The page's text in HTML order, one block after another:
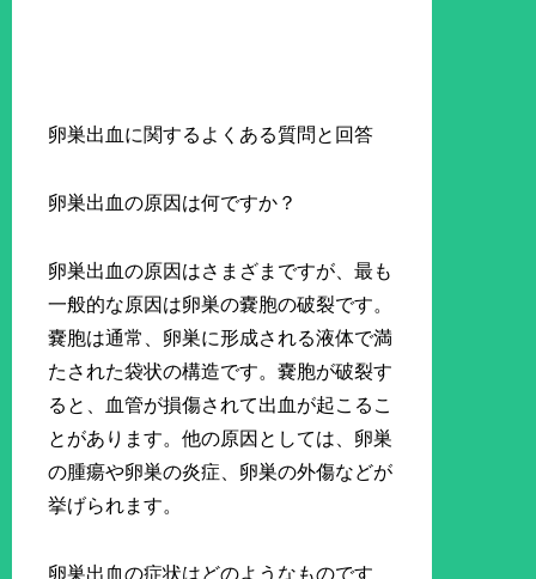
卵巣出血に関するよくある質問と回答
卵巣出血の原因は何ですか？
卵巣出血の原因はさまざまですが、最も
一般的な原因は卵巣の嚢胞の破裂です。
嚢胞は通常、卵巣に形成される液体で満
たされた袋状の構造です。嚢胞が破裂す
ると、血管が損傷されて出血が起こるこ
とがあります。他の原因としては、卵巣
の腫瘍や卵巣の炎症、卵巣の外傷などが
挙げられます。
卵巣出血の症状はどのようなものです